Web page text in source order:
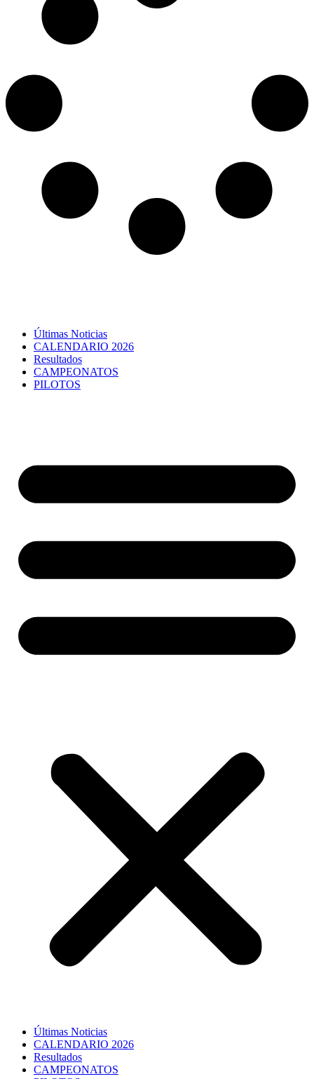
Últimas Noticias
CALENDARIO 2026
Resultados
CAMPEONATOS
PILOTOS
Últimas Noticias
CALENDARIO 2026
Resultados
CAMPEONATOS